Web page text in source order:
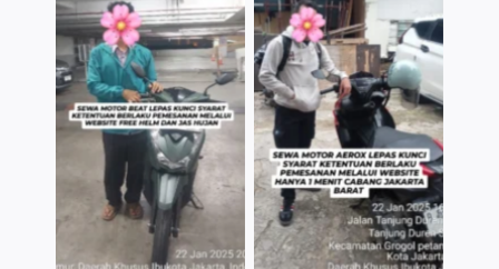
TNo Caption TNo Caption